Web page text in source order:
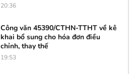
20:36
Công văn 45390/CTHN-TTHT về kê
khai bổ sung cho hóa đơn điều
chỉnh, thay thế
19:53